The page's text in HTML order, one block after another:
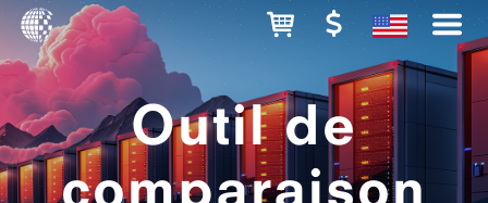
Outil de
comparaison